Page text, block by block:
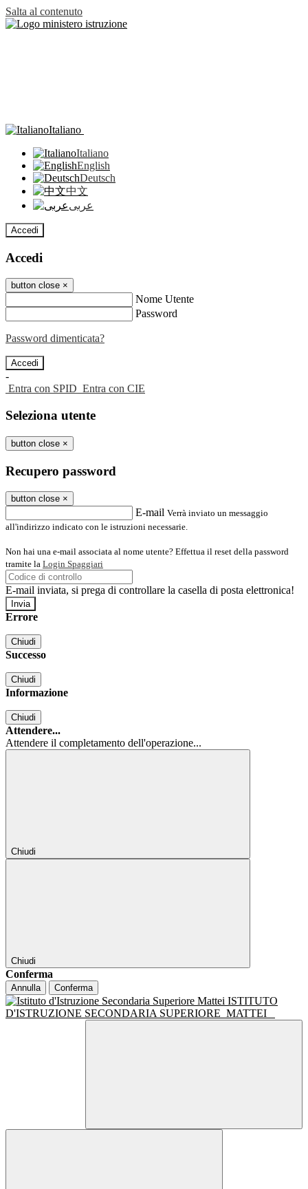
Salta al contenuto
Italiano
Italiano
English
Deutsch
中文
عربى
Accedi
Accedi
button close ×
Nome Utente
Password
Password dimenticata?
-
Entra con SPID Entra con CIE
Seleziona utente
button close ×
Recupero password
button close ×
E-mail Verrà inviato un messaggio
all'indirizzo indicato con le istruzioni necessarie.
Non hai una e-mail associata al nome utente? Effettua il reset della password
tramite la Login Spaggiari
E-mail inviata, si prega di controllare la casella di posta elettronica!
Errore
Chiudi
Successo
Chiudi
Informazione
Chiudi
Attendere...
Attendere il completamento dell'operazione...
Chiudi
Chiudi
Conferma
Annulla Conferma
ISTITUTO
D'ISTRUZIONE SECONDARIA SUPERIORE MATTEI